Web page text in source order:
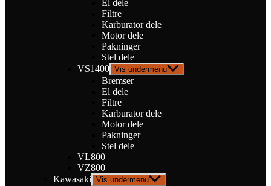
El dele
Filtre
Karburator dele
Motor dele
Pakninger
Stel dele
VS1400 Vis undermenu
Bremser
El dele
Filtre
Karburator dele
Motor dele
Pakninger
Stel dele
VL800
VZ800
Kawasaki Vis undermenu